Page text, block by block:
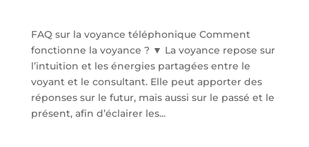
FAQ sur la voyance téléphonique Comment
fonctionne la voyance ? ▼ La voyance repose sur
l’intuition et les énergies partagées entre le
voyant et le consultant. Elle peut apporter des
réponses sur le futur, mais aussi sur le passé et le
présent, afin d’éclairer les...